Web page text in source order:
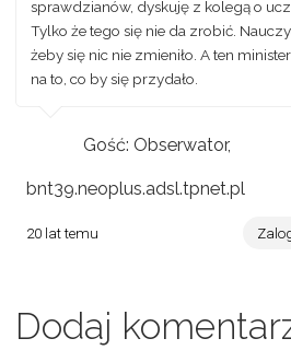
sprawdzianów, dyskuję z kolegą o
Tylko że tego się nie da zrobić.
żeby się nic nie zmieniło. A ten
na to, co by się przydało.
Gość: Obserwator,
bnt39.neoplus.adsl.tpnet.pl
20 lat temu
Dodaj